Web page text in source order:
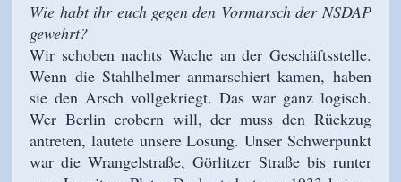
Wie habt ihr euch gegen den Vormarsch der NSDAP
gewehrt?
Wir schoben nachts Wache an der Geschäftsstelle.
Wenn die Stahlhelmer anmarschiert kamen, haben
sie den Arsch vollgekriegt. Das war ganz logisch.
Wer Berlin erobern will, der muss den Rückzug
antreten, lautete unsere Losung. Unser Schwerpunkt
war die Wrangelstraße, Görlitzer Straße bis runter